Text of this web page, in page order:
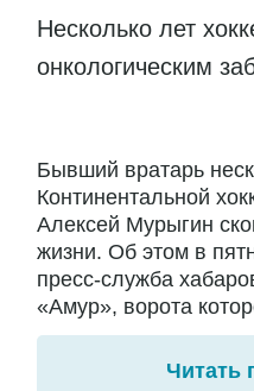
Несколько лет
онкологическим
Бывший вратарь
Континентальной
Алексей Мурыгин
жизни. Об этом в
пресс-служба
«Амур», ворота
Читать